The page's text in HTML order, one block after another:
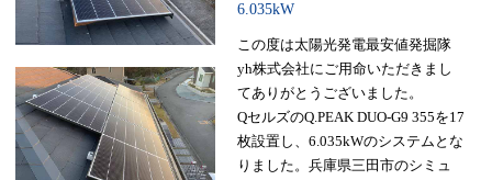
6.035kW
この度は太陽光発電最安値発掘隊
yh株式会社にご用命いただきまし
てありがとうございました。
QセルズのQ.PEAK DUO-G9 355を17
枚設置し、6.035kWのシステムとな
りました。兵庫県三田市のシミュ